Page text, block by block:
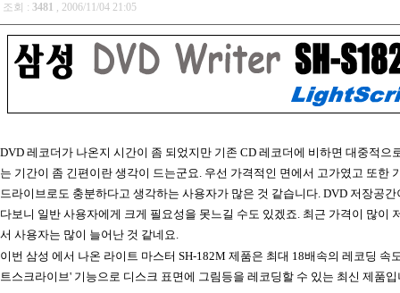
조회 : 3481 , 2006/11/04 21:05
DVD 레코더가 나온지 시간이 좀 되었지만 기존 CD 레코더에 비하면 대중적으
는 기간이 좀 긴편이란 생각이 드는군요. 우선 가격적인 면에서 고가였고 또한
드라이브로도 충분하다고 생각하는 사용자가 많은 것 같습니다. DVD 저장공간
다보니 일반 사용자에게 크게 필요성을 못느길 수도 있겠죠. 최근 가격이 많이
서 사용자는 많이 늘어난 것 같네요.
이번 삼성 에서 나온 라이트 마스터 SH-182M 제품은 최대 18배속의 레코딩 속
트스크라이브' 기능으로 디스크 표면에 그림등을 레코딩할 수 있는 최신 제품입